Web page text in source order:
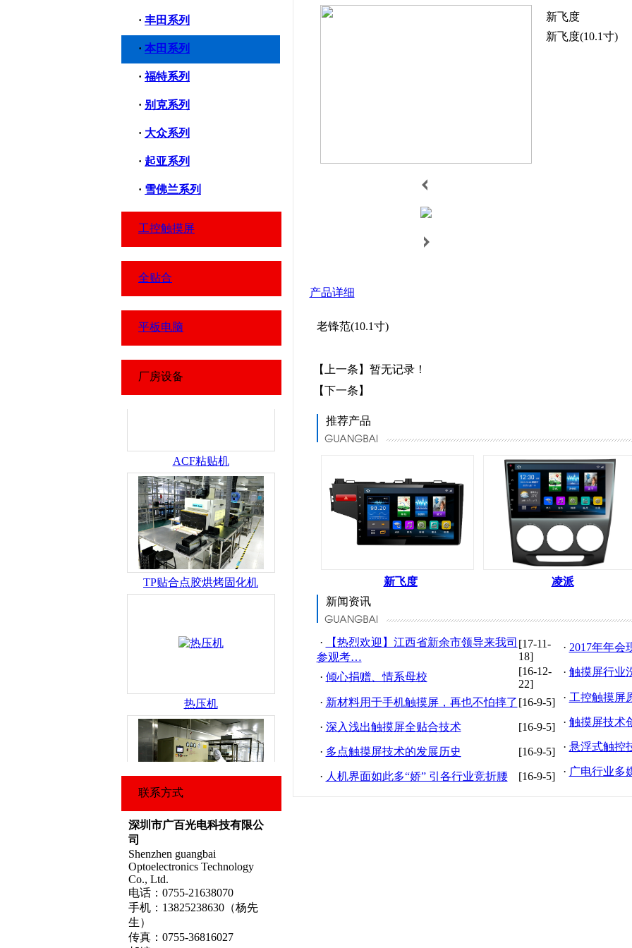
· 丰田系列
· 本田系列
·福特系列
· 别克系列
· 大众系列
· 起亚系列
· 雪佛兰系列
工控触摸屏
全贴合
平板电脑
厂房设备
TP贴合点胶烘烤固化机
ACF粘贴机
联系方式
深圳市广百光电科技有限公
司
Shenzhen guangbai
Optoelectronics Technology
Co., Ltd.
电话：0755-21638070
手机：13825238630（杨先
生）
传真：0755-36816027
新飞度
新飞度(10.1寸)
产品详细
老锋范(10.1寸)
【上一条】暂无记录！
【下一条】
推荐产品
新飞度
凌派
新闻资讯
·
【热烈欢迎】江西省新余市领导来我司
参观考…
[17-11-
18]
· 倾心捐赠、情系母校
[16-12-
22]
· 新材料用于手机触摸屏，再也不怕摔了 [16-9-5]
· 深入浅出触摸屏全贴合技术 [16-9-5]
· 多点触摸屏技术的发展历史 [16-9-5]
· 人机界面如此多“娇” 引各行业竞折腰 [16-9-5]
· 2017年年会
· 触摸屏行业
· 工控触摸屏
· 触摸屏技术
· 悬浮式触控
· 广电行业多